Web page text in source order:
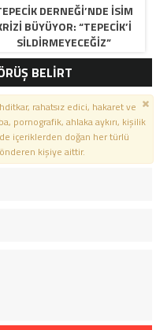
DERNEĞİ’NDE İSİM
BÜYÜYOR: “TEPECİK’İ
SİLDİRMEYECEĞİZ”
BELİRT
rahatsız edici, hakaret ve
pornografik, ahlaka aykırı, kişilik
içeriklerden doğan her türlü
kişiye aittir.